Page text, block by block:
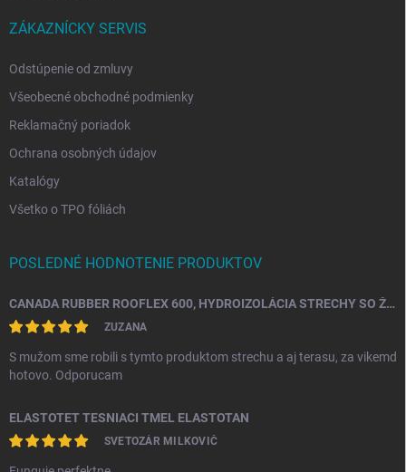
ZÁKAZNÍCKY SERVIS
Odstúpenie od zmluvy
Všeobecné obchodné podmienky
Reklamačný poriadok
Ochrana osobných údajov
Katalógy
Všetko o TPO fóliách
POSLEDNÉ HODNOTENIE PRODUKTOV
CANADA RUBBER ROOFLEX 600, HYDROIZOLÁCIA STRECHY SO ŽIVOTNOSŤOU AŽ 25 ROKOV
ZUZANA
S mužom sme robili s tymto produktom strechu a aj terasu, za vikemd
hotovo. Odporucam
ELASTOTET TESNIACI TMEL ELASTOTAN
SVETOZÁR MILKOVIČ